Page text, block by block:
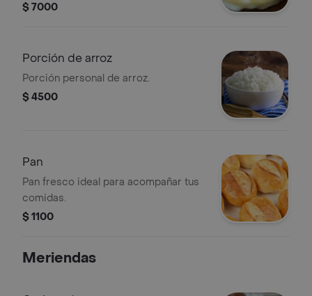
$ 7000
Porción de arroz
Porción personal de arroz.
$ 4500
Pan
Pan fresco ideal para acompañar tus
comidas.
$ 1100
Meriendas